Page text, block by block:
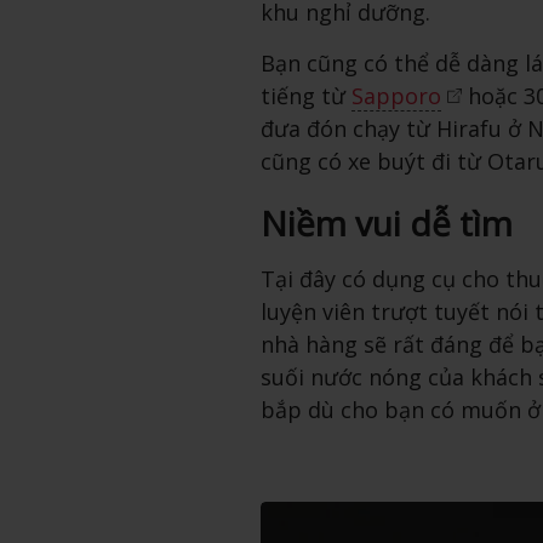
khu nghỉ dưỡng.
Bạn cũng có thể dễ dàng
tiếng từ Sapporo hoặc
đưa đón chạy từ Hirafu ở
cũng có xe buýt đi từ
Niềm vui dễ tìm
Tại đây có dụng cụ cho
luyện viên trượt tuyết nói
nhà hàng sẽ rất đáng để
suối nước nóng của khách
bắp dù cho bạn có muốn